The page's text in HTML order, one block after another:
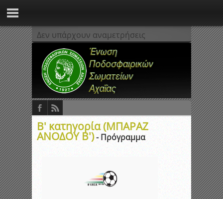
Δεν υπάρχουν αναμετρήσεις
Β' κατηγορία (ΜΠΑΡΑΖ
ΑΝΟΔΟΥ Β')- Πρόγραμμα